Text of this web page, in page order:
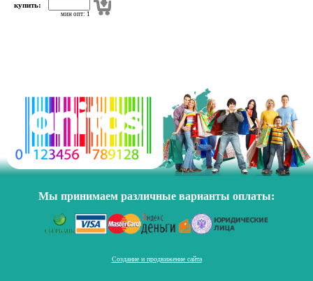
купить:
мин опт: 1
Мы принимаем различные варианты оплаты:
Создание и продвижение сайта